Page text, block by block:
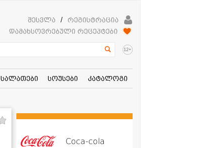
შესვლა /
რეგისტრაცია
დამახსოვრებული რეცეპტები
12+
სალათები სოუსები კატალოგი
Coca-cola